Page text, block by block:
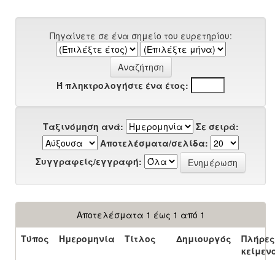
Πηγαίνετε σε ένα σημείο του ευρετηρίου:
Ή πληκτρολογήστε ένα έτος:
Ταξινόμηση ανά:
Σε σειρά:
Αποτελέσματα/σελίδα:
Συγγραφείς/εγγραφή:
Αποτελέσματα 1 έως 1 από 1
Τύπος
Ημερομηνία Τίτλος Δημιουργός
Πλήρες